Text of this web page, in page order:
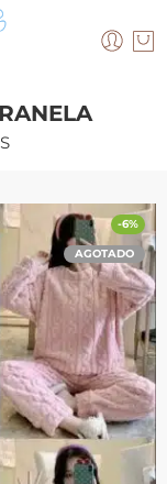
-6%
AGOTADO